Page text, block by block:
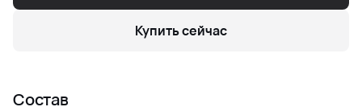
Купить сейчас
Состав